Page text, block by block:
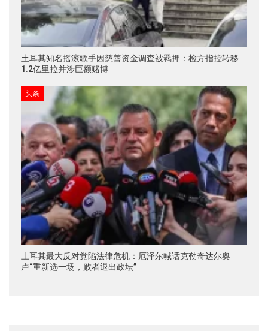
土耳其知名摇滚歌手因慈善资金调查被羁押：检方指控转移
1.2亿里拉并涉巨额赌博
头条
土耳其最大反对党陷法律危机：厄泽尔喊话克勒奇达尔奥
卢“重新选一场，败者退出政坛”